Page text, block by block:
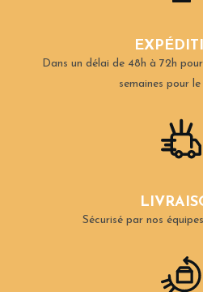
Dans un délai de 48h à 72h
semaines pour
Sécurisé par nos